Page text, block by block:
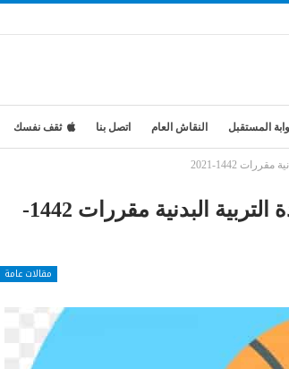
المستقبل النقاش العام اتصل بنا ثقف نفسك
1442-2021
تحضير المستقبل درس مؤشر كتلة الجسم مادة التربية البدنية مقررات 1442-
مقالات عامة